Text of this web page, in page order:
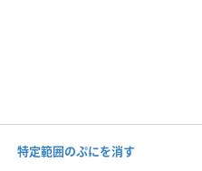
特定範囲のぷにを消す